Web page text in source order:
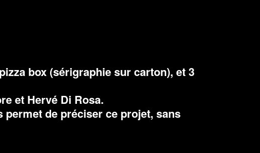
box (sérigraphie sur carton), et 3
et Hervé Di Rosa.
de préciser ce projet, sans